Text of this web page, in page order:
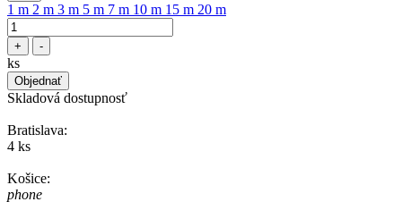
1 m 2 m 3 m 5 m 7 m 10 m 15 m 20 m
+ -
ks
Objednať
Skladová dostupnosť
Bratislava:
4 ks
Košice:
phone